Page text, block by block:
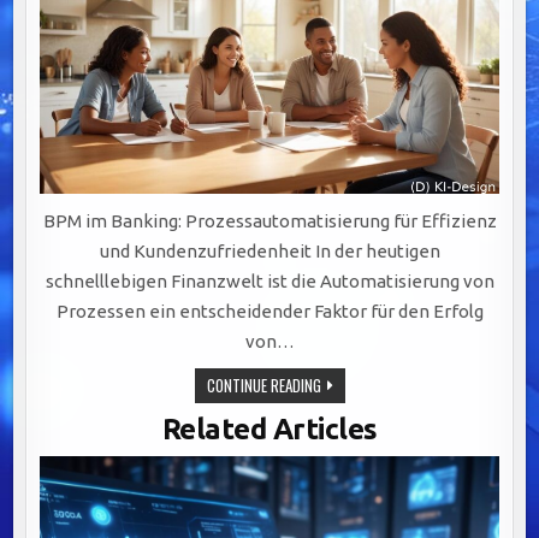
BPM im Banking: Prozessautomatisierung für Effizienz
und Kundenzufriedenheit In der heutigen
schnelllebigen Finanzwelt ist die Automatisierung von
Prozessen ein entscheidender Faktor für den Erfolg
von…
CONTINUE READINGBPM
IM
BANKING:
EFFIZIENTE
PROZESSAUTOMATISIERUNG
FÜR
HÖHERE
KUNDENZUFRIEDENHEIT
UND
KOSTENSENKUNG
Related Articles